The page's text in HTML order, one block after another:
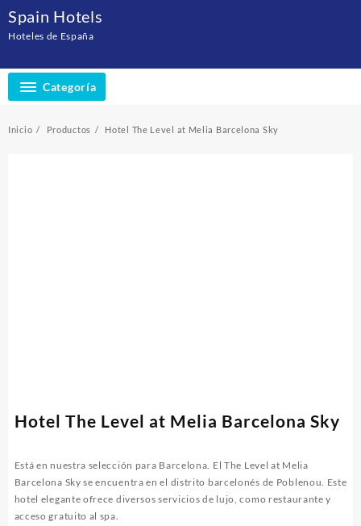
contenido
Spain Hotels
Hoteles de España
Categoría
Inicio Productos Hotel The Level at Melia Barcelona Sky
Hotel The Level at Melia Barcelona Sky
Está en nuestra selección para Barcelona. El The Level at Melia
Barcelona Sky se encuentra en el distrito barcelonés de Poblenou. Este
hotel elegante ofrece diversos servicios de lujo, como restaurante y
acceso gratuito al spa.